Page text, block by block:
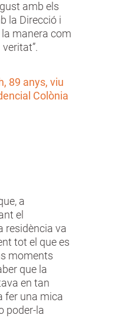
amb els
la Direcció i
manera com
89 anys, viu
Colònia
a
el
residència va
tot el que es
moments
que la
en tan
fer una mica
poder-la